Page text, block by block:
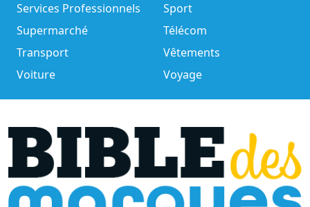
Services Professionnels
Sport
Supermarché
Télécom
Transport
Vêtements
Voiture
Voyage